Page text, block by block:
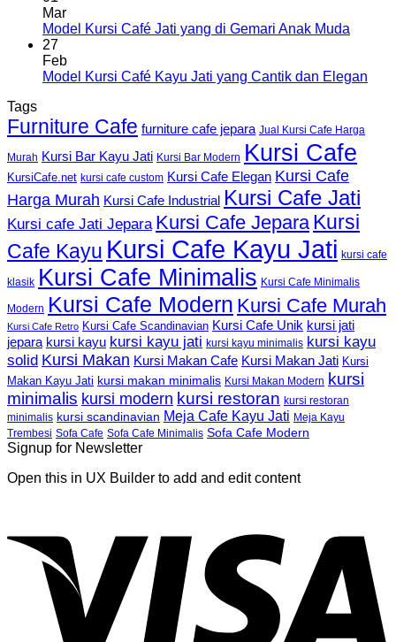
Mar
Model Kursi Café Jati yang di Gemari Anak Muda
27
Feb
Model Kursi Café Kayu Jati yang Cantik dan Elegan
Tags
Furniture Cafe furniture cafe jepara Jual Kursi Cafe Harga
Murah Kursi Bar Kayu Jati Kursi Bar Modern Kursi Cafe
KursiCafe.net kursi cafe custom Kursi Cafe Elegan Kursi Cafe
Harga Murah Kursi Cafe Industrial Kursi Cafe Jati
Kursi cafe Jati Jepara Kursi Cafe Jepara Kursi
Cafe Kayu Kursi Cafe Kayu Jati kursi cafe
klasik Kursi Cafe Minimalis Kursi Cafe Minimalis
Modern Kursi Cafe Modern Kursi Cafe Murah
Kursi Cafe Retro Kursi Cafe Scandinavian Kursi Cafe Unik kursi jati
jepara kursi kayu kursi kayu jati kursi kayu minimalis kursi kayu
solid Kursi Makan Kursi Makan Cafe Kursi Makan Jati Kursi
Makan Kayu Jati kursi makan minimalis Kursi Makan Modern
kursi
minimalis kursi modern kursi restoran kursi restoran
minimalis kursi scandinavian Meja Cafe Kayu Jati Meja Kayu
Trembesi Sofa Cafe Sofa Cafe Minimalis Sofa Cafe Modern
Signup for Newsletter
Open this in UX Builder to add and edit content